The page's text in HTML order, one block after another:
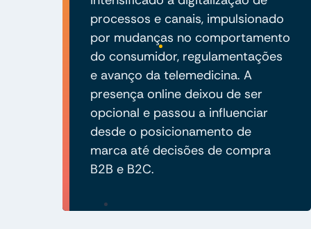
processos e canais, impulsionado
por mudanças no comportamento
do consumidor, regulamentações
e avanço da telemedicina. A
presença online deixou de ser
opcional e passou a influenciar
desde o posicionamento de
marca até decisões de compra
B2B e B2C.